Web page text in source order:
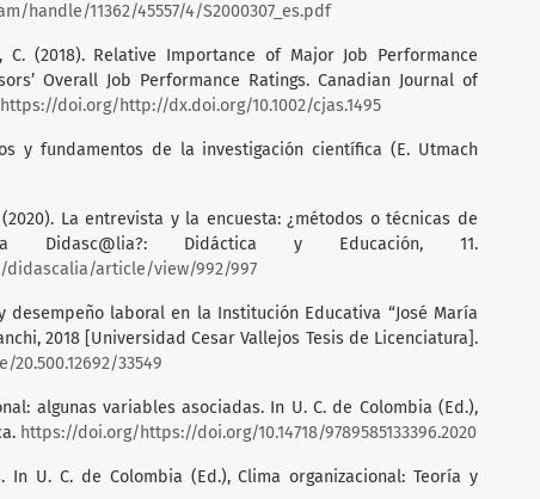
handle/11362/45557/4/S2000307_es.pdf
C. (2018). Relative Importance of Major Job Performance
Overall Job Performance Ratings. Canadian Journal of
https://doi.org/http://dx.doi.org/10.1002/cjas.1495
y fundamentos de la investigación científica (E. Utmach
La entrevista y la encuesta: ¿métodos o técnicas de
Didasc@lia?: Didáctica y Educación, 11.
article/view/992/997
desempeño laboral en la Institución Educativa “José María
2018 [Universidad Cesar Vallejos Tesis de Licenciatura].
33549
algunas variables asociadas. In U. C. de Colombia (Ed.),
https://doi.org/https://doi.org/10.14718/9789585133396.2020
In U. C. de Colombia (Ed.), Clima organizacional: Teoría y